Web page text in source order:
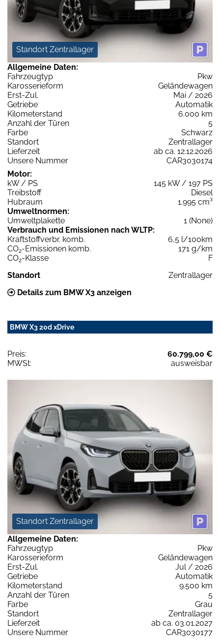
Standort Zentrallager
Allgemeine Daten:
Fahrzeugtyp
Pkw
Karosserieform
Geländewagen
Erst-Zul.
Mai / 2026
Getriebe
Automatik
Kilometerstand
6.000 km
Anzahl der Türen
5
Farbe
Schwarz
Standort
Zentrallager
Lieferzeit
ab ca. 12.12.2026
Unsere Nummer
CAR3030174
Motor:
kW / PS
145 kW / 197 PS
Treibstoff
Diesel
Hubraum
1.995 cm³
Umweltnormen:
Umweltplakette
1 (None)
Verbrauch und Emissionen nach WLTP:
Kraftstoffverbr. komb.
6,5 l/100km
CO2-Emissionen komb.
171 g/km
CO2-Klasse
F
Standort
Zentrallager
Details zum BMW X3 anzeigen
BMW X3 20d xDrive
Preis:
60.799,00 €
MWSt:
ausweisbar
Standort Zentrallager
Allgemeine Daten:
Fahrzeugtyp
Pkw
Karosserieform
Geländewagen
Erst-Zul.
Jul / 2026
Getriebe
Automatik
Kilometerstand
9.500 km
Anzahl der Türen
5
Farbe
Grau
Standort
Zentrallager
Lieferzeit
ab ca. 03.01.2027
Unsere Nummer
CAR3030177